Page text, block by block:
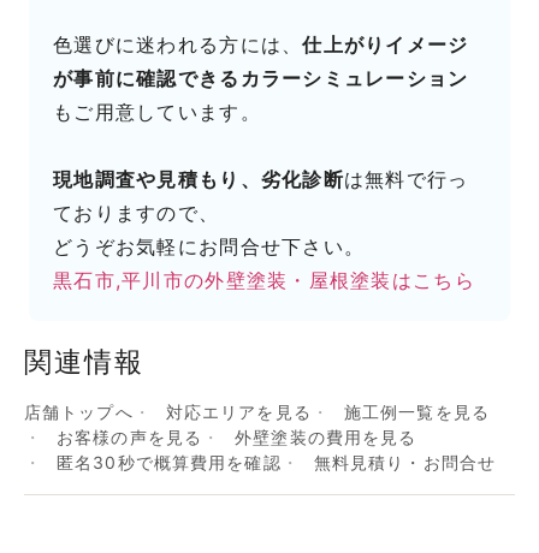
色選びに迷われる方には、仕上がりイメージ
が事前に確認できるカラーシミュレーション
もご用意しています。
現地調査や見積もり、劣化診断は無料で行っ
ておりますので、
どうぞお気軽にお問合せ下さい。
黒石市,平川市の外壁塗装・屋根塗装はこちら
関連情報
店舗トップへ 対応エリアを見る
施工例一覧を見る
お客様の声を見る
外壁塗装の費用を見る
匿名30秒で概算費用を確認
無料見積り・お問合せ